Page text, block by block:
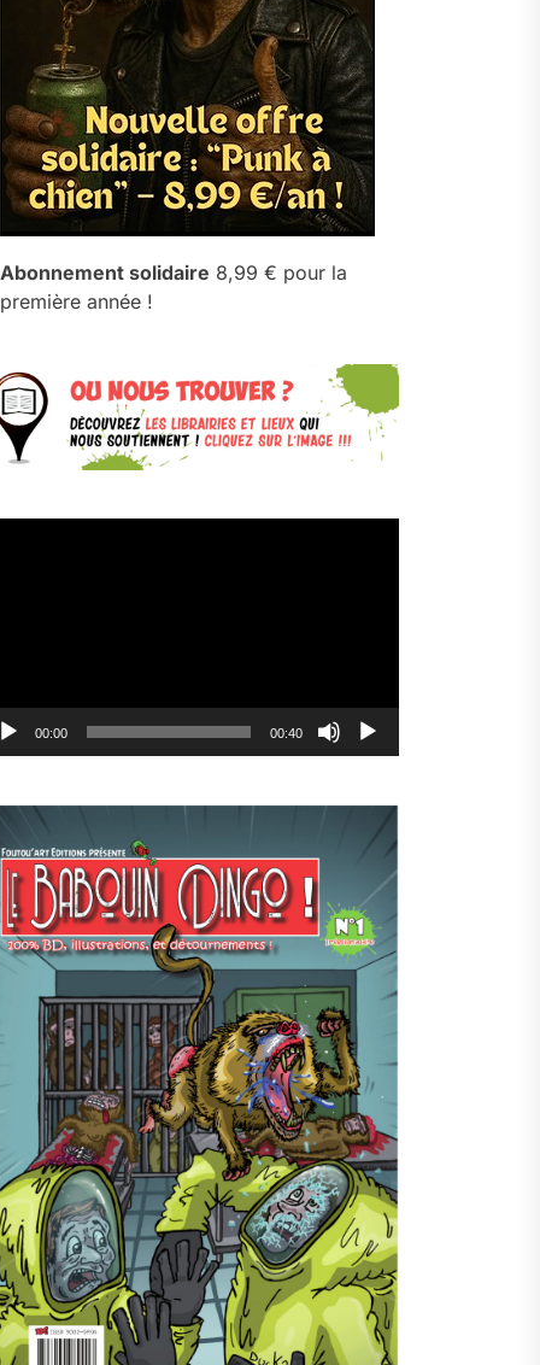
Abonnement solidaire 8,99 € pour la
première année !
00:00 00:40